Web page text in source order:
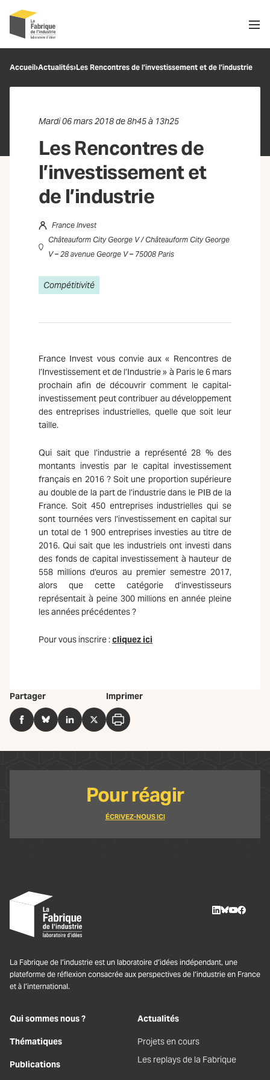
Recherche
Accueil›Actualités›Les Rencontres de l’investissement et de l’industrie
Mardi 06 mars 2018 de 8h45 à 13h25
Les Rencontres de
l’investissement et
de l’industrie
France Invest
Châteauform City George V / Châteauform City George
V – 28 avenue George V – 75008 Paris
Compétitivité
France Invest vous convie aux « Rencontres de
l’Investissement et de l’Industrie » à Paris le 6 mars
prochain afin de découvrir comment le capital-
investissement peut contribuer au développement
des entreprises industrielles, quelle que soit leur
taille.
Qui sait que l’industrie a représenté 28 % des
montants investis par le capital investissement
français en 2016 ? Soit une proportion supérieure
au double de la part de l’industrie dans le PIB de la
France. Soit 450 entreprises industrielles qui se
sont tournées vers l’investissement en capital sur
un total de 1 900 entreprises investies au titre de
2016. Qui sait que les industriels ont investi dans
des fonds de capital investissement à hauteur de
558 millions d’euros au premier semestre 2017,
alors que cette catégorie d’investisseurs
représentait à peine 300 millions en année pleine
les années précédentes ?
Pour vous inscrire :cliquez ici
Partager
FacebookBlueSkyLinkedInTwitter
Imprimer
Imprimer
Pour réagir
ÉCRIVEZ-NOUS ICI
La Fabrique de l’industrie est un laboratoire d’idées indépendant, une
plateforme de réflexion consacrée aux perspectives de l’industrie en France
et à l’international.
Qui sommes nous ?
Thématiques
Publications
Actualités
Projets en cours
Les replays de la Fabrique